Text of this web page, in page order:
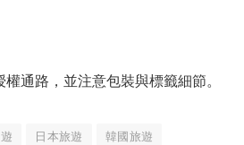
通路，並注意包裝與標籤細節。
日本旅遊
韓國旅遊